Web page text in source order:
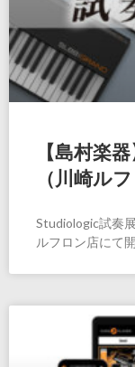
【島村楽
（川崎ル
Studiologic試奏
ルフロン店にて